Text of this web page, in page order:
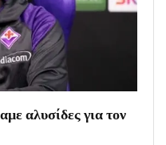
αλυσίδες για τον